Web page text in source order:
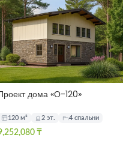
дома «О-120»
120 м² 2 эт. 4 спальни
₸